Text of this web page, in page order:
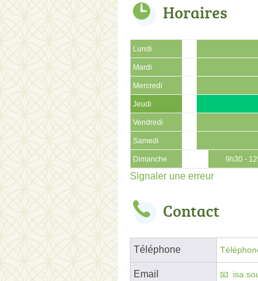
Horaires
Lundi
Mardi
Mercredi
Jeudi
Vendredi
Samedi
Dimanche 9h30 -
Signaler une erreur
Contact
Téléphone
Email